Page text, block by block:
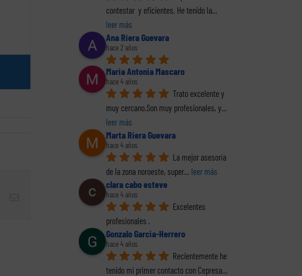
contestar  y eficientes. He tenido la
leer más
Ana Riera Guevara
hace 2 años
Maria Antonia Mascaro
hace 4 años
Trato excelente y
muy cercano.Son muy profesionales, y
leer más
Marta Riera Guevara
hace 4 años
La mejor asesoría
de la zona noroeste, super... leer más
clara cabo esteve
hace 4 años
Excelentes
profesionales .
Gonzalo Garcia-Herrero
hace 4 años
Recientemente he
tenido mi primer contacto con Cepresa